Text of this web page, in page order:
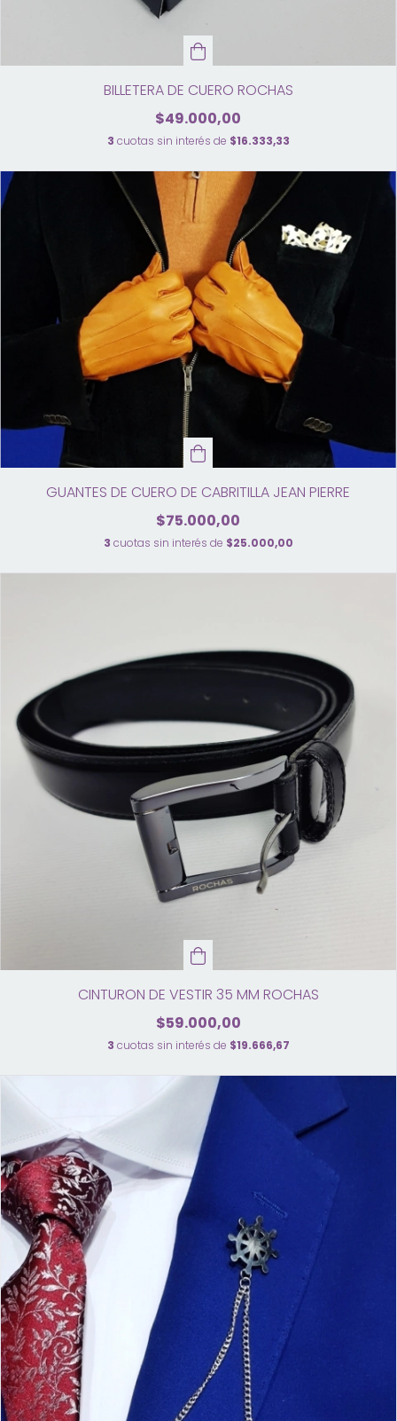
BILLETERA DE CUERO ROCHAS
$49.000,00
3 cuotas sin interés de $16.333,33
GUANTES DE CUERO DE CABRITILLA JEAN PIERRE
$75.000,00
3 cuotas sin interés de $25.000,00
CINTURON DE VESTIR 35 MM ROCHAS
$59.000,00
3 cuotas sin interés de $19.666,67